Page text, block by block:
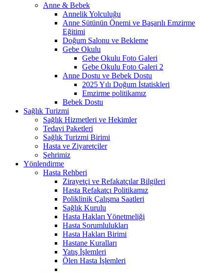
Anne & Bebek
Annelik Yolculuğu
Anne Sütünün Önemi ve Başarılı Emzirme
Eğitimi
Doğum Salonu ve Bekleme
Gebe Okulu
Gebe Okulu Foto Galeri
Gebe Okulu Foto Galeri 2
Anne Dostu ve Bebek Dostu
2025 Yılı Doğum İstatiskleri
Emzirme politikamız
Bebek Dostu
Sağlık Turizmi
Sağlık Hizmetleri ve Hekimler
Tedavi Paketleri
Sağlık Turizmi Birimi
Hasta ve Ziyaretçiler
Şehrimiz
Yönlendirme
Hasta Rehberi
Zirayetçi ve Refakatçılar Bilgileri
Hasta Refakatçı Politikamız
Poliklinik Çalışma Saatleri
Sağlık Kurulu
Hasta Hakları Yönetmeliği
Hasta Sorumlulukları
Hasta Hakları Birimi
Hastane Kuralları
Yatış İşlemleri
Ölen Hasta İşlemleri